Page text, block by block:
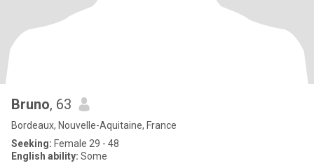
Bruno, 63
Bordeaux, Nouvelle-Aquitaine, France
Seeking: Female 29 - 48
English ability: Some